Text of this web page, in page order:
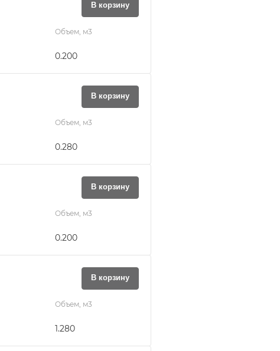
В корзину
Объем, м3
0.200
В корзину
Объем, м3
0.280
В корзину
Объем, м3
0.200
В корзину
Объем, м3
1.280